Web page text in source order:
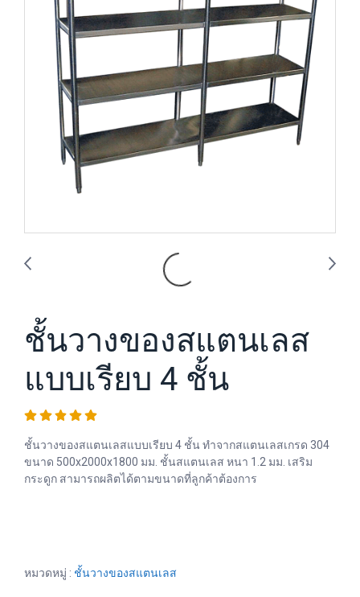
ชั้นวางของสแตนเลส
แบบเรียบ 4 ชั้น
ชั้นวางของสแตนเลสแบบเรียบ 4 ชั้น ทำจากสแตนเลสเกรด 304
ขนาด 500x2000x1800 มม. ชั้นสแตนเลส หนา 1.2 มม. เสริม
กระดูก สามารถผลิตได้ตามขนาดที่ลูกค้าต้องการ
หมวดหมู่ : ชั้นวางของสแตนเลส